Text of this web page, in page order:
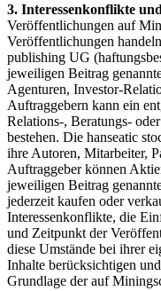
3. Interessenkonflikte
Veröffentlichungen auf
Veröffentlichungen
publishing UG
jeweiligen Beitrag
Agenturen, Investor-
Auftraggebern kann ein
Relations-, Beratungs-
bestehen. Die hanseatic
ihre Autoren, Mitarbeiter,
Auftraggeber können
jeweiligen Beitrag
jederzeit kaufen oder
Interessenkonflikte, die
und Zeitpunkt der
diese Umstände bei ihrer
Inhalte berücksichtigen
Grundlage der auf